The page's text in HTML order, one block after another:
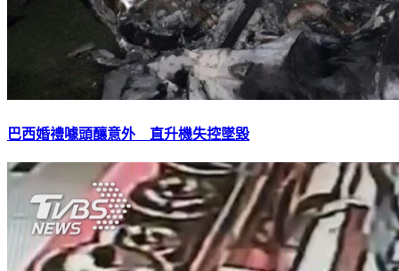
巴西婚禮噱頭釀意外 直升機失控墜毀